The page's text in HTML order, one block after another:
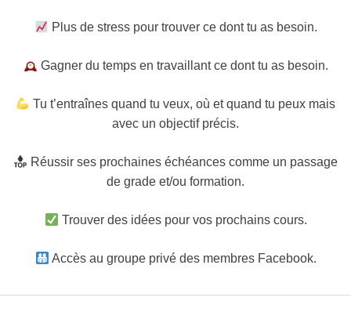
Plus de stress pour trouver ce dont tu as besoin.
Gagner du temps en travaillant ce dont tu as besoin.
Tu t’entraînes quand tu veux, où et quand tu peux mais
avec un objectif précis.
Réussir ses prochaines échéances comme un passage
de grade et/ou formation.
Trouver des idées pour vos prochains cours.
Accès au groupe privé des membres Facebook.